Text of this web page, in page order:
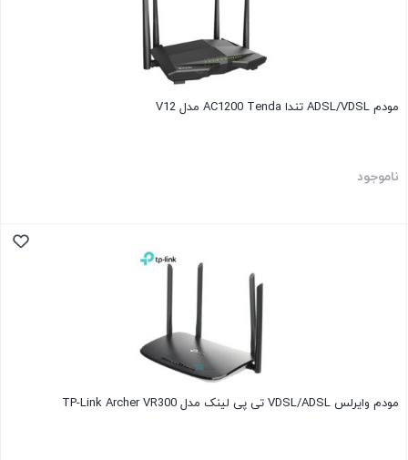
مودم ADSL/VDSL تندا AC1200 Tenda مدل V12
ناموجود
مودم وایرلس VDSL/ADSL تی پی لینک مدل TP-Link Archer VR300